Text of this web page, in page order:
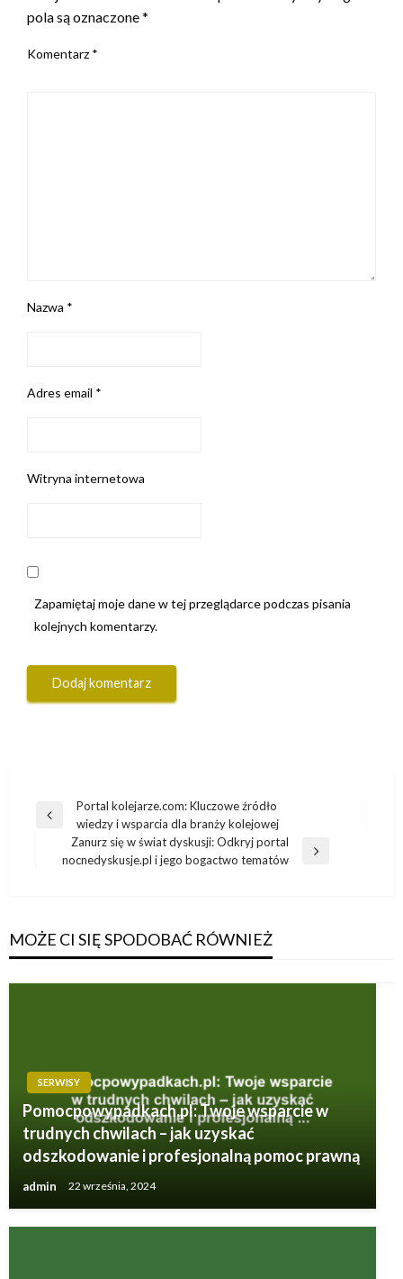
pola są oznaczone*
Komentarz *
Nazwa *
Adres email *
Witryna internetowa
Zapamiętaj moje dane w tej przeglądarce podczas pisania
kolejnych komentarzy.
Nawigacja
wpisu
Poprzedni
Portal kolejarze.com: Kluczowe źródło
wiedzy i wsparcia dla branży kolejowej
Następny
Zanurz się w świat dyskusji: Odkryj portal
nocnedyskusje.pl i jego bogactwo tematów
MOŻE CI SIĘ SPODOBAĆ RÓWNIEŻ
SERWISY
Pomocpowypadkach.pl: Twoje wsparcie w
trudnych chwilach – jak uzyskać
odszkodowanie i profesjonalną pomoc prawną
admin 22 września, 2024